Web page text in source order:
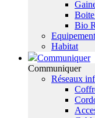
Bio
Habitat
Communiquer
Communiquer
Réseaux